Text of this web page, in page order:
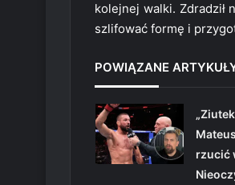
kolejnej walki.
szlifować formę i
POWIĄZANE
rzucić